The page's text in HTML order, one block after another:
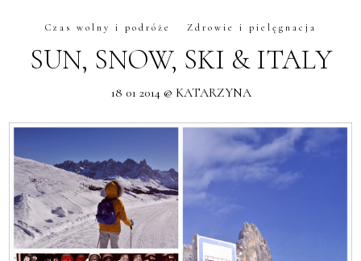
Czas wolny i podróże Zdrowie i pielęgnacja
SUN, SNOW, SKI & ITALY
18 01 2014 @ KATARZYNA